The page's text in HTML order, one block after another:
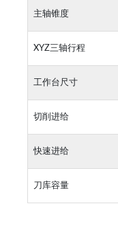
主轴锥度
XYZ三轴行程
工作台尺寸
切削进给
快速进给
刀库容量